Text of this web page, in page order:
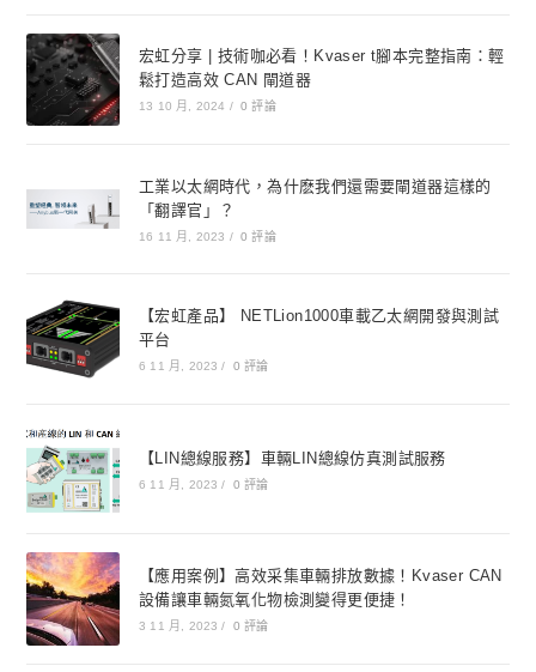
宏虹分享 | 技術咖必看！Kvaser t腳本完整指南：輕
鬆打造高效 CAN 閘道器
13 10 月, 2024 / 0 評論
工業以太網時代，為什麽我們還需要閘道器這樣的
「翻譯官」？
16 11 月, 2023 / 0 評論
【宏虹產品】 NETLion1000車載乙太網開發與測試
平台
6 11 月, 2023 / 0 評論
【LIN總線服務】車輛LIN總線仿真測試服務
6 11 月, 2023 / 0 評論
【應用案例】高效采集車輛排放數據！Kvaser CAN
設備讓車輛氮氧化物檢測變得更便捷！
3 11 月, 2023 / 0 評論